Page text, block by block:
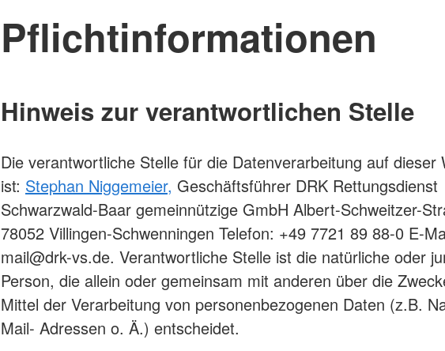
Pflichtinformationen
Hinweis zur verantwortlichen Stelle
Die verantwortliche Stelle für die Datenverarbeitung auf dieser
ist: Stephan Niggemeier, Geschäftsführer DRK Rettungsdienst
Schwarzwald-Baar gemeinnützige GmbH Albert-Schweitzer-
78052 Villingen-Schwenningen Telefon: +49 7721 89 88-0 E-
mail@drk-vs.de. Verantwortliche Stelle ist die natürliche oder
Person, die allein oder gemeinsam mit anderen über die
Mittel der Verarbeitung von personenbezogenen Daten (z.B.
Mail- Adressen o. Ä.) entscheidet.